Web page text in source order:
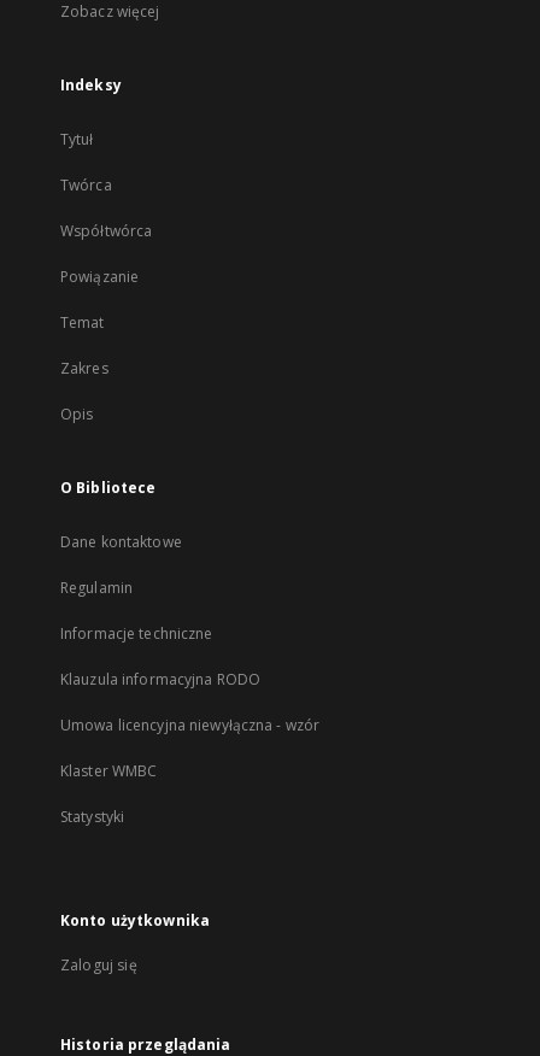
Zobacz więcej
Indeksy
Tytuł
Twórca
Współtwórca
Powiązanie
Temat
Zakres
Opis
O Bibliotece
Dane kontaktowe
Regulamin
Informacje techniczne
Klauzula informacyjna RODO
Umowa licencyjna niewyłączna - wzór
Klaster WMBC
Statystyki
Konto użytkownika
Zaloguj się
Historia przeglądania